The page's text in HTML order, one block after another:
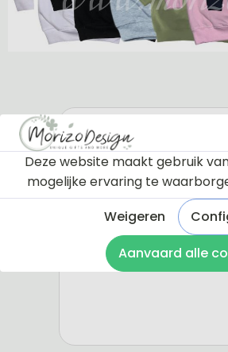
Deze website maakt gebruik
mogelijke ervaring te
Weigeren
Aanvaard alle